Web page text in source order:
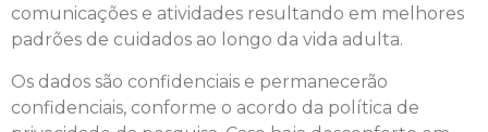
comunicações e atividades resultando em melhores
padrões de cuidados ao longo da vida adulta.
Os dados são confidenciais e permanecerão
confidenciais, conforme o acordo da política de